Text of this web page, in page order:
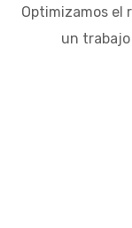
Optimizamos el
un trabajo